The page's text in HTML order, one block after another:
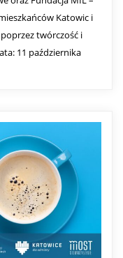
Katowic i
twórczość i
11 października